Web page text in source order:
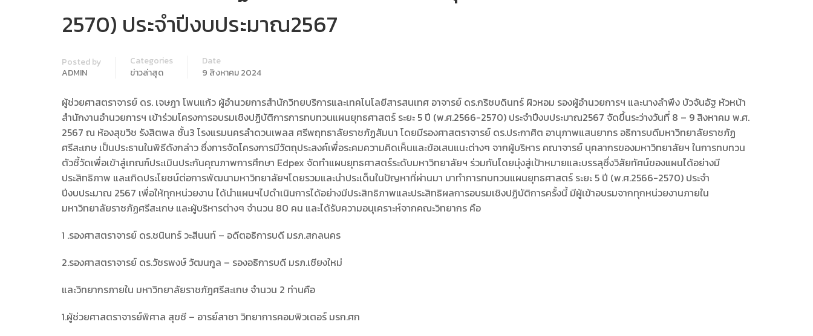
2570) ประจำปีงบประมาณ2567
Posted by
ADMIN
Categories
ข่าวล่าสุด
Date
9 สิงหาคม 2024
ผู้ช่วยศาสตราจารย์ ดร. เจษฎา โพนแก้ว ผู้อำนวยการสำนักวิทยบริการและเทคโนโลยีสารสนเทศ อาจารย์ ดร.กริชบดินทร์ ผิวหอม รองผู้อำนวยการฯ และนางลำพึง บัวจันอัฐ หัวหน้า
สำนักงานอำนวยการฯ เข้าร่วมโครงการอบรมเชิงปฏิบัติการการทบทวนแผนยุทธศาสตร์ ระยะ 5 ปี (พ.ศ.2566-2570) ประจำปีงบประมาณ2567 จัดขึ้นระว่างวันที่ 8 – 9 สิงหาคม พ.ศ.
2567 ณ ห้องสุขวิช รังสิตพล ชั้น3 โรงแรมนครลำดวนเพลส ศรีพฤทธาลัยราชภัฏสัมนา โดยมีรองศาสตราจารย์ ดร.ประกาศิต อานุภาพแสนยากร อธิการบดีมหาวิทยาลัยราชภัฏ
ศรีสะเกษ เป็นประธานในพิธีดังกล่าว ซึ่งการจัดโครงการมีวัตถุประสงค์เพื่อระคมความคิดเห็นและข้อเสนแนะต่างๆ จากผู้บริหาร คณาจารย์ บุคลากรของมหาวิทยาลัยฯ ในการทบทวน
ตัวชี้วัดเพื่อเข้าสู่เกณฑ์ประเมินประกันคุณภาพการศึกษา Edpex จัดทำแผนยุทธศาสตร์ระดับมหาวิทยาลัยฯ ร่วมกันโดยมุ่งสู่เป้าหมายและบรรลุซึ่งวิสัยทัศน์ของแผนได้อย่างมี
ประสิทธิภาพ และเกิดประโยชน์ต่อการพัฒนามหาวิทยาลัยฯโดยรวมและนำประเด็นในปัญหาที่ผ่านมา มาทำการทบทวนแผนยุทธศาสตร์ ระยะ 5 ปี (พ.ศ.2566-2570) ประจำ
ปีงบประมาณ 2567 เพื่อให้ทุกหน่วยงาน ได้นำแผนฯไปดำเนินการได้อย่างมีประสิทธิภาพและประสิทธิผลการอบรมเชิงปฏิบัติการครั้งนี้ มีผู้เข้าอบรมจากทุกหน่วยงานภายใน
มหาวิทยาลัยราชภัฏศรีสะเกษ และผู้บริหารต่างๆ จำนวน 80 คน และได้รับความอนุเคราะห์จากคณะวิทยากร คือ
1 .รองศาสตราจารย์ ดร.ชนินทร์ วะสีนนท์ – อดีตอธิการบดี มรภ.สกลนคร
2.รองศาสตราจารย์ ดร.วัชรพงษ์ วัฒนกูล – รองอธิการบดี มรภ.เชียงใหม่
และวิทยากรภายใน มหาวิทยาลัยราชภัฎศรีสะเกษ จำนวน 2 ท่านคือ
1.ผู้ช่วยศาสตราจารย์พิศาล สุขชี – อารย์สาชา วิทยาการคอมพิวเตอร์ มรก.ศก